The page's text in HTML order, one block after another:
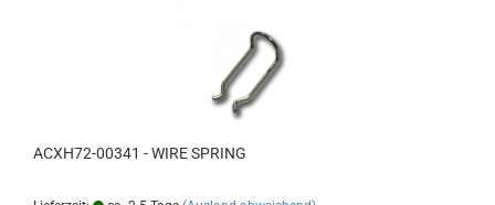
ACXH72-00341 - WIRE SPRING